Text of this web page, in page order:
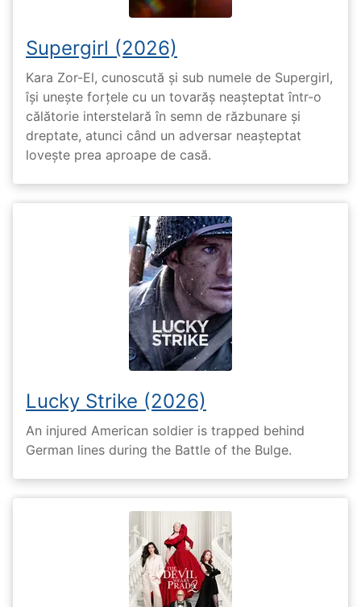
Supergirl (2026)
Kara Zor-El, cunoscută și sub numele de Supergirl,
își unește forțele cu un tovarăș neașteptat într-o
călătorie interstelară în semn de răzbunare și
dreptate, atunci când un adversar neașteptat
lovește prea aproape de casă.
Lucky Strike (2026)
An injured American soldier is trapped behind
German lines during the Battle of the Bulge.